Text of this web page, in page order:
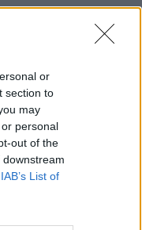
or
section to
may
personal
out of the
IAB’s List of